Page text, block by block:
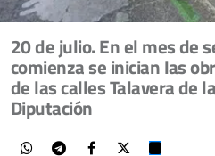
20 de julio. En el mes de
comienza se inician las
de las calles Talavera de
Diputación